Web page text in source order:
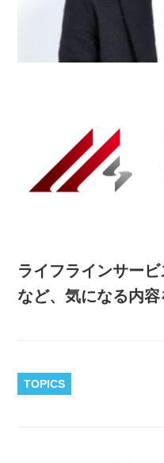
ライフラインサー
など、気になる内容
TOPICS